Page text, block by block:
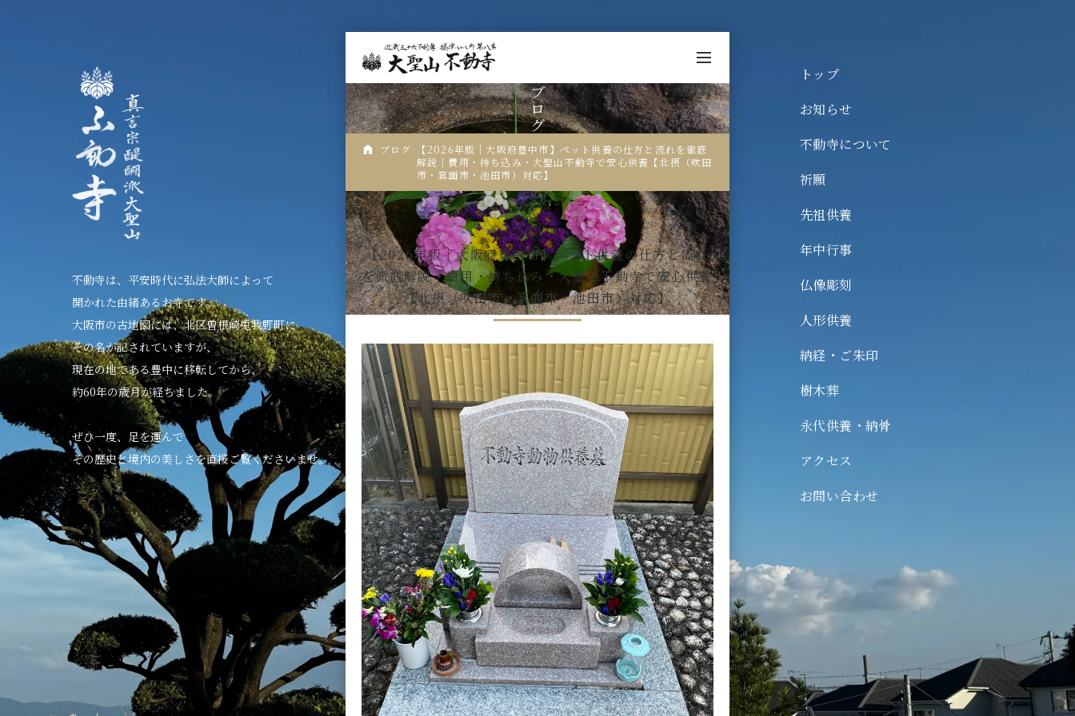
不動寺は、平安時代に弘法大師によって
開かれた由緒あるお寺です。
大阪市の古地図には、北区曽根崎兎我野町に
その名が記されていますが、
現在の地である豊中に移転してから、
約60年の歳月が経ちました。
ぜひ一度、足を運んで
その歴史と境内の美しさを直接ご覧くださいませ。
不動寺について
先祖供養
年中行事
仏像彫刻
人形供養
樹木葬
永代供養・納骨
ブログ
アクセス
お問い合わせ
ブ
ロ
グ
ブログ
【2026年版｜大阪府豊中市】ペット供養の仕方と流れを徹底
解説｜費用・持ち込み・大聖山不動寺で安心供養【北摂（吹田
市・箕面市・池田市）対応】
行事報告 2026.01.25
【2026年版｜大阪府豊中市】ペット供養の仕方と流れ
を徹底解説｜費用・持ち込み・大聖山不動寺で安心供養
【北摂（吹田市・箕面市・池田市）対応】
トップ
お知らせ
不動寺について
祈願
先祖供養
年中行事
仏像彫刻
人形供養
納経・ご朱印
樹木葬
永代供養・納骨
アクセス
お問い合わせ